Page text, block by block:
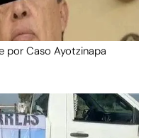
por Caso Ayotzinapa